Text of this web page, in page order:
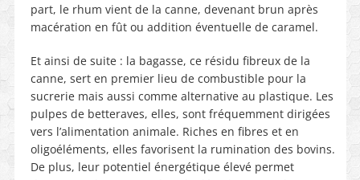
part, le rhum vient de la canne, devenant brun après
macération en fût ou addition éventuelle de caramel.
Et ainsi de suite : la bagasse, ce résidu fibreux de la
canne, sert en premier lieu de combustible pour la
sucrerie mais aussi comme alternative au plastique. Les
pulpes de betteraves, elles, sont fréquemment dirigées
vers l’alimentation animale. Riches en fibres et en
oligoéléments, elles favorisent la rumination des bovins.
De plus, leur potentiel énergétique élevé permet